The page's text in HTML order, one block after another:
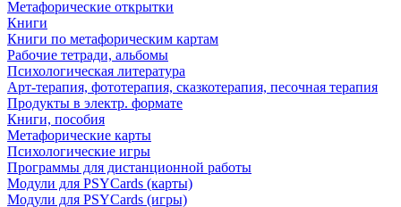
Метафорические открытки
Книги
Книги по метафорическим картам
Рабочие тетради, альбомы
Психологическая литература
Арт-терапия, фототерапия, сказкотерапия, песочная терапия
Продукты в электр. формате
Книги, пособия
Метафорические карты
Психологические игры
Программы для дистанционной работы
Модули для PSYCards (карты)
Модули для PSYCards (игры)